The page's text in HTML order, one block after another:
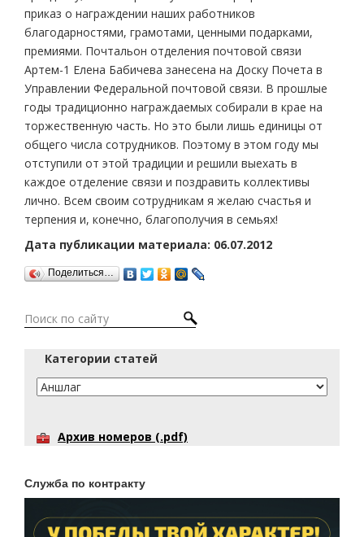
приказ о награждении наших работников
благодарностями, грамотами, ценными подарками,
премиями. Почтальон отделения почтовой связи
Артем-1 Елена Бабичева занесена на Доску Почета в
Управлении Федеральной почтовой связи. В прошлые
годы традиционно награждаемых собирали в крае на
торжественную часть. Но это были лишь единицы от
общего числа сотрудников. Поэтому в этом году мы
отступили от этой традиции и решили выехать в
каждое отделение связи и поздравить коллективы
лично. Всем своим сотрудникам я желаю счастья и
терпения и, конечно, благополучия в семьях!
Дата публикации материала: 06.07.2012
Поделиться…
Категории статей
Архив номеров (.pdf)
Служба по контракту